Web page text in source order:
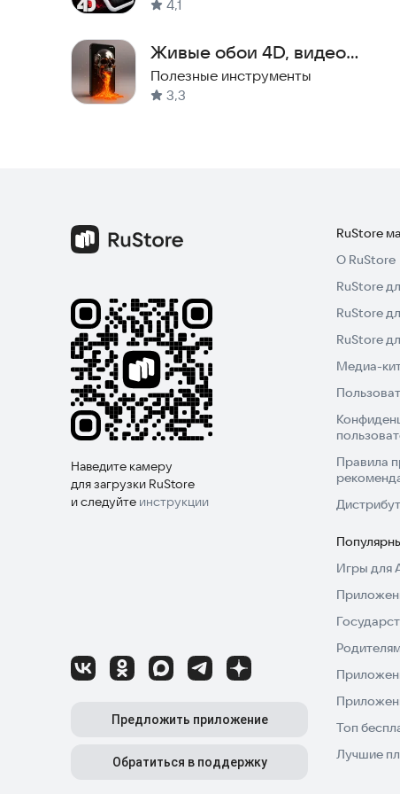
4,1
Живые обои 4D, видео
обои 3D
Полезные инструменты
3,3
Наведите камеру
для загрузки RuStore
и следуйте инструкции
Предложить приложение
Обратиться в поддержку
RuStore
О RuStore
RuStore
RuStore
RuStore
Медиа-
Правила
Игры для
Топ
Лучшие